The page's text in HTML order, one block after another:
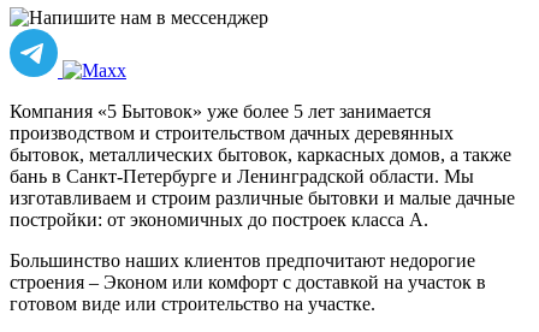
Компания «5 Бытовок» уже более 5 лет занимается
производством и строительством дачных деревянных
бытовок, металлических бытовок, каркасных домов, а также
бань в Санкт-Петербурге и Ленинградской области. Мы
изготавливаем и строим различные бытовки и малые дачные
постройки: от экономичных до построек класса А.
Большинство наших клиентов предпочитают недорогие
строения – Эконом или комфорт с доставкой на участок в
готовом виде или строительство на участке.